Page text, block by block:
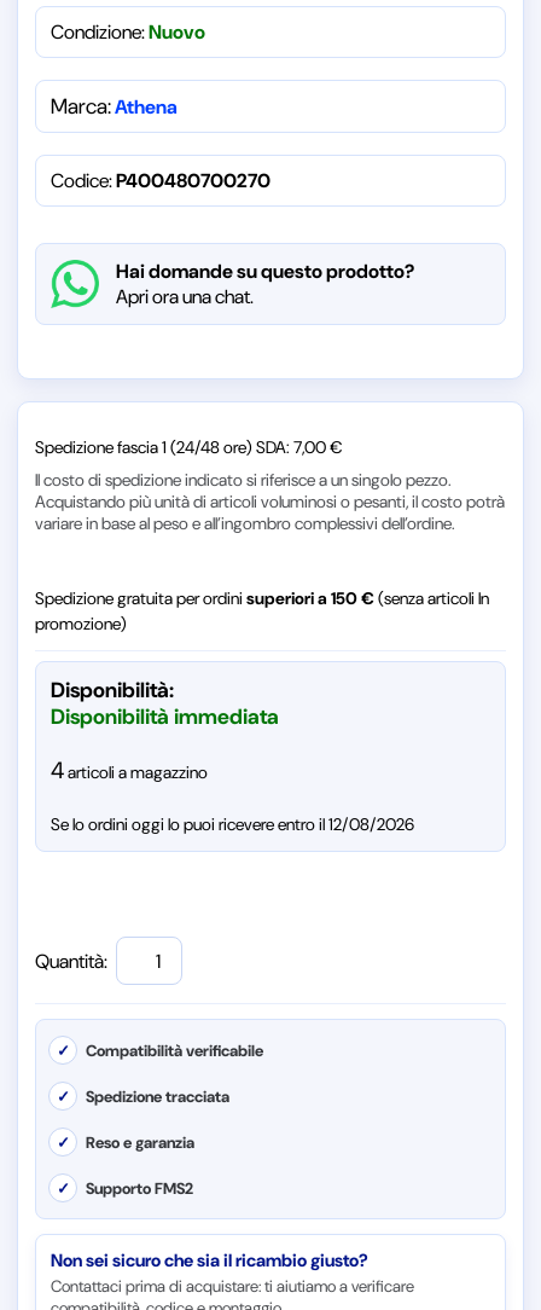
Condizione:Nuovo
Marca:Athena
Codice:P400480700270
Hai domande su questo prodotto?
Apri ora una chat.
Spedizione fascia 1 (24/48 ore) SDA: 7,00 €
Il costo di spedizione indicato si riferisce a un singolo pezzo.
Acquistando più unità di articoli voluminosi o pesanti, il costo potrà
variare in base al peso e all’ingombro complessivi dell’ordine.
Spedizione gratuita per ordinisuperiori a 150 €(senza articoli In
promozione)
Disponibilità:
Disponibilità immediata
4articoli a magazzino
Se lo ordini oggi lo puoi ricevere entro il 12/08/2026
Quantità:
✓ Compatibilità verificabile
✓ Spedizione tracciata
✓ Reso e garanzia
✓ Supporto FMS2
Non sei sicuro che sia il ricambio giusto?
Contattaci prima di acquistare: ti aiutiamo a verificare